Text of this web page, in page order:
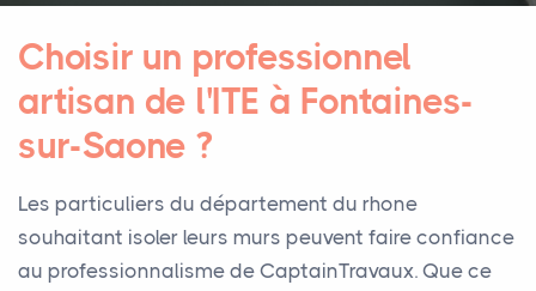
Choisir un professionnel
artisan de l'ITE à Fontaines-
sur-Saone ?
Les particuliers du département du rhone
souhaitant isoler leurs murs peuvent faire confiance
au professionnalisme de CaptainTravaux. Que ce